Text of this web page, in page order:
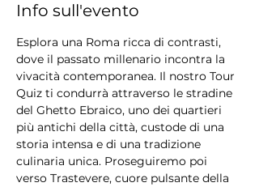
Info sull'evento
Esplora una Roma ricca di contrasti,
dove il passato millenario incontra la
vivacità contemporanea. Il nostro Tour
Quiz ti condurrà attraverso le stradine
del Ghetto Ebraico, uno dei quartieri
più antichi della città, custode di una
storia intensa e di una tradizione
culinaria unica. Proseguiremo poi
verso Trastevere, cuore pulsante della